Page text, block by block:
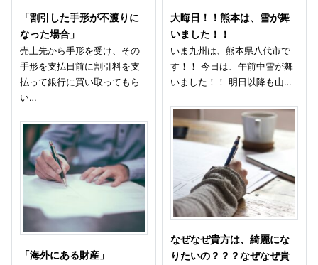
「割引した手形が不渡りに
なった場合」
売上先から手形を受け、その
手形を支払日前に割引料を支
払って銀行に買い取ってもら
い…
「海外にある財産」
大晦日！！熊本は、雪が舞
いました！！
いま九州は、熊本県八代市で
す！！ 今日は、午前中雪が舞
いました！！ 明日以降も山…
なぜなぜ貴方は、綺麗にな
りたいの？？？なぜなぜ貴